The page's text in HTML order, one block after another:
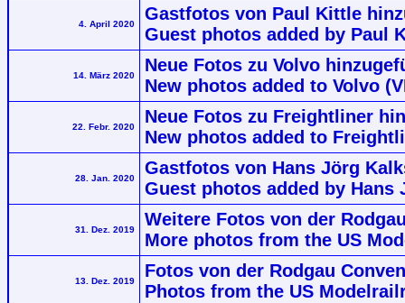
4. April 2020
Gastfotos von Paul Kittle
Guest photos added by Paul
14. März 2020
Neue Fotos zu Volvo
New photos added to Volvo
22. Febr. 2020
Neue Fotos zu Freightliner
New photos added to
28. Jan. 2020
Gastfotos von Hans Jörg
Guest photos added by Hans
31. Dez. 2019
Weitere Fotos von der
More photos from the US
13. Dez. 2019
Fotos von der Rodgau
Photos from the US